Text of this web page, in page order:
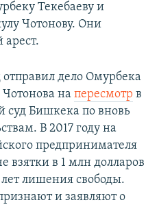
Текебаеву и
Чотонову. Они
отправил дело Омурбека
на пересмотр в
Бишкека по вновь
В 2017 году на
предпринимателя
взятки в 1 млн долларов
лишения свободы.
и заявляют о